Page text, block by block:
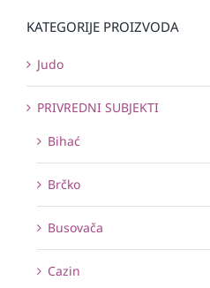
KATEGORIJE PROIZVODA
Judo
PRIVREDNI SUBJEKTI
Bihać
Brčko
Busovača
Cazin